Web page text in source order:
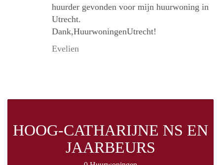
huurder gevonden voor mijn huurwoning in
Utrecht.
Dank,HuurwoningenUtrecht!
Evelien
HOOG-CATHARIJNE NS EN
JAARBEURS